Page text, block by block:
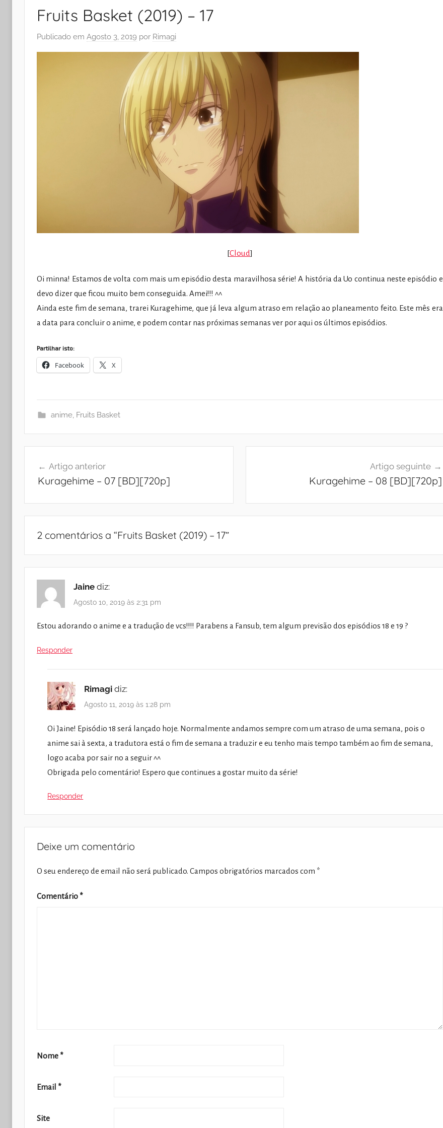
Fruits Basket (2019) – 17
Publicado em Agosto 3, 2019 por Rimagi
[Cloud]
Oi minna! Estamos de volta com mais um episódio desta maravilhosa série! A história da Uo continua neste episódio e
devo dizer que ficou muito bem conseguida. Amei!!! ^^
Ainda este fim de semana, trarei Kuragehime, que já leva algum atraso em relação ao planeamento feito. Este mês era
a data para concluir o anime, e podem contar nas próximas semanas ver por aqui os últimos episódios.
Partilhar isto:
Facebook X
anime, Fruits Basket
artigos
Artigo anterior
Kuragehime – 07 [BD][720p]
Artigo seguinte
Kuragehime – 08 [BD][720p]
2 comentários a “Fruits Basket (2019) – 17”
Jaine diz:
Agosto 10, 2019 às 2:31 pm
Estou adorando o anime e a tradução de vcs!!!! Parabens a Fansub, tem algum previsão dos episódios 18 e 19 ?
Responder
Rimagi diz:
Agosto 11, 2019 às 1:28 pm
Oi Jaine! Episódio 18 será lançado hoje. Normalmente andamos sempre com um atraso de uma semana, pois o
anime sai à sexta, a tradutora está o fim de semana a traduzir e eu tenho mais tempo também ao fim de semana,
logo acaba por sair no a seguir ^^
Obrigada pelo comentário! Espero que continues a gostar muito da série!
Responder
Deixe um comentário
O seu endereço de email não será publicado. Campos obrigatórios marcados com *
Comentário *
Nome *
Email *
Site